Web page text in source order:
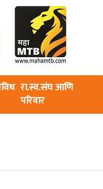
रा.स्व.संघ आणि
परिवार